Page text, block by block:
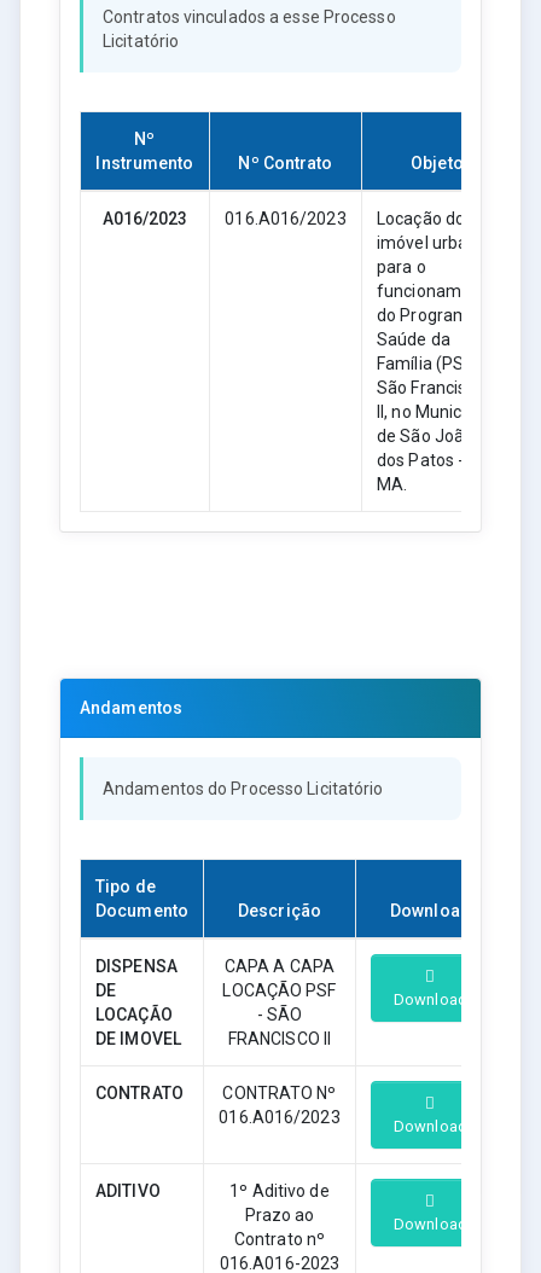
Contratos vinculados a esse Processo
Licitatório
Nº
Instrumento
Nº Contrato Objeto
A016/2023 016.A016/2023
Locação do
imóvel urbano
para o
funcionamento
do Programa
Saúde da
Família (PSF) -
São Francisco
II, no Município
de São João
dos Patos -
MA.
Andamentos
Andamentos do Processo Licitatório
Tipo de
Documento
Descrição Download
DISPENSA
DE
LOCAÇÃO
DE IMOVEL
CAPA A CAPA
LOCAÇÃO PSF
- SÃO
FRANCISCO II
Download
CONTRATO
CONTRATO Nº
016.A016/2023
Download
ADITIVO
1º Aditivo de
Prazo ao
Contrato nº
016.A016-2023
Download